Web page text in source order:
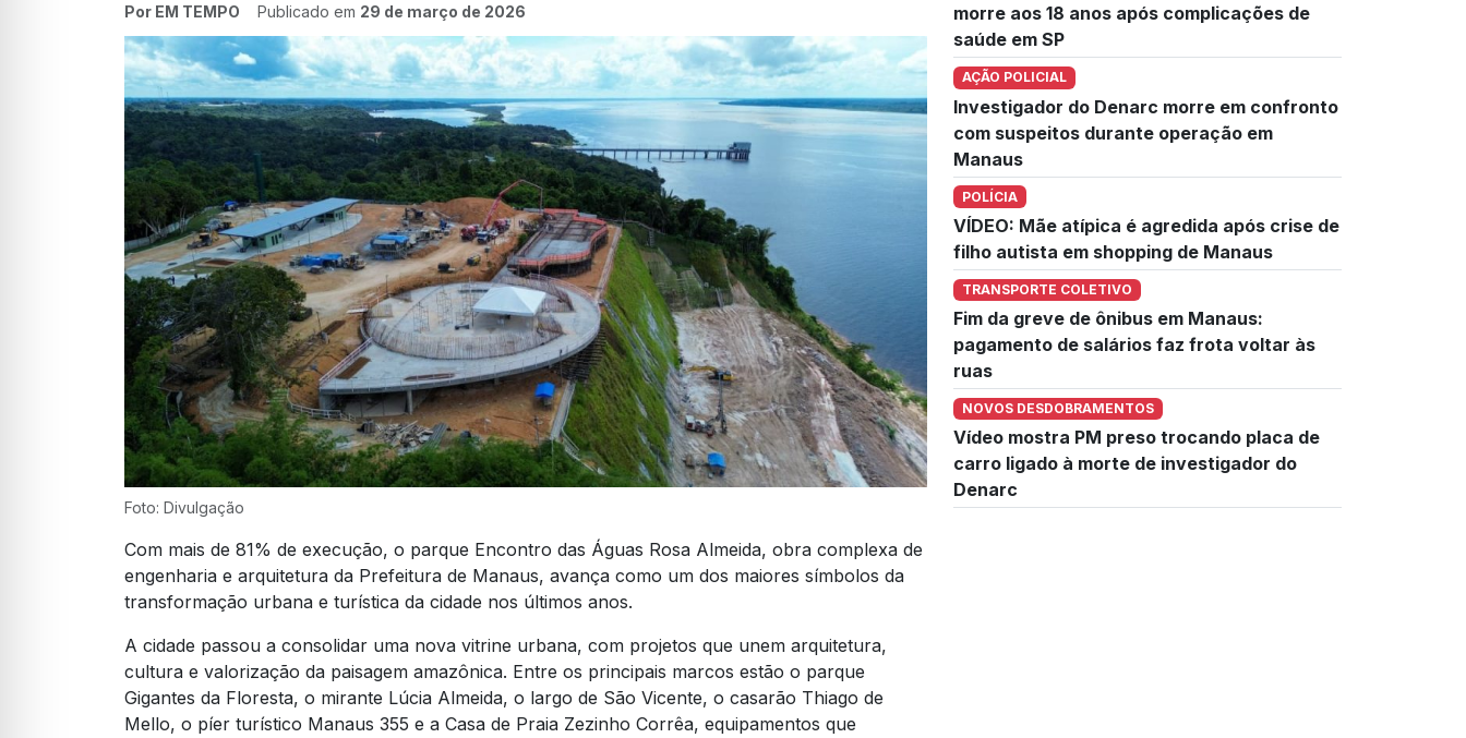
Por EM TEMPO Publicado em 29 de março de 2026
Foto: Divulgação
Com mais de 81% de execução, o parque Encontro das Águas Rosa Almeida, obra complexa de
engenharia e arquitetura da Prefeitura de Manaus, avança como um dos maiores símbolos da
transformação urbana e turística da cidade nos últimos anos.
A cidade passou a consolidar uma nova vitrine urbana, com projetos que unem arquitetura,
cultura e valorização da paisagem amazônica. Entre os principais marcos estão o parque
Gigantes da Floresta, o mirante Lúcia Almeida, o largo de São Vicente, o casarão Thiago de
Mello, o píer turístico Manaus 355 e a Casa de Praia Zezinho Corrêa, equipamentos que
morre aos 18 anos após complicações de
saúde em SP
AÇÃO POLICIAL
Investigador do Denarc morre em confronto
com suspeitos durante operação em
Manaus
POLÍCIA
VÍDEO: Mãe atípica é agredida após crise de
filho autista em shopping de Manaus
TRANSPORTE COLETIVO
Fim da greve de ônibus em Manaus:
pagamento de salários faz frota voltar às
ruas
NOVOS DESDOBRAMENTOS
Vídeo mostra PM preso trocando placa de
carro ligado à morte de investigador do
Denarc